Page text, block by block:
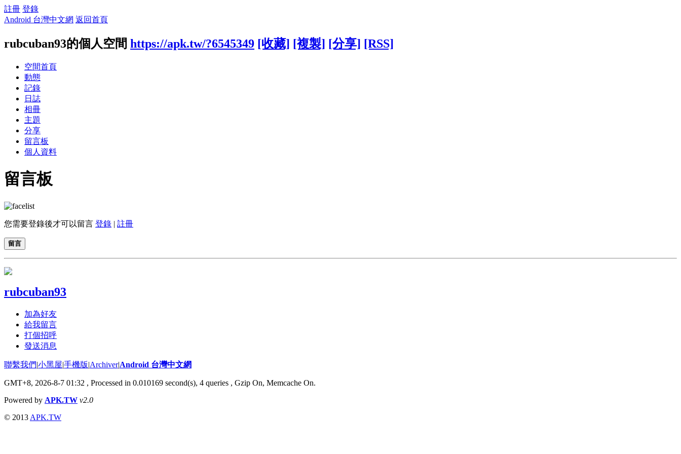
註冊 登錄
Android 台灣中文網 返回首頁
rubcuban93的個人空間 https://apk.tw/?6545349 [收藏] [複製] [分享] [RSS]
空間首頁
動態
記錄
日誌
相冊
主題
分享
留言板
個人資料
留言板
您需要登錄後才可以留言 登錄 | 註冊
留言
rubcuban93
加為好友
給我留言
打個招呼
發送消息
聯繫我們|小黑屋|手機版|Archiver|Android 台灣中文網
GMT+8, 2026-8-7 01:32 , Processed in 0.010169 second(s), 4 queries , Gzip On, Memcache On.
Powered by APK.TW v2.0
© 2013 APK.TW